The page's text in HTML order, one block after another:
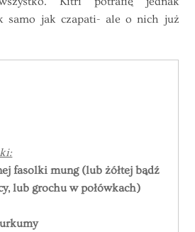
samo jak czapati- ale o nich już
fasolki mung (lub żółtej bądź
lub grochu w połówkach)